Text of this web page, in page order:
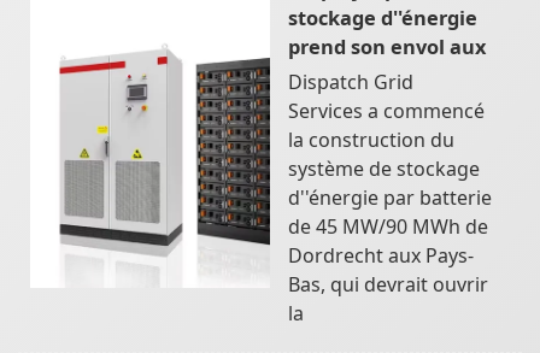
stockage d''énergie
prend son envol aux
Dispatch Grid
Services a commencé
la construction du
système de stockage
d''énergie par batterie
de 45 MW/90 MWh de
Dordrecht aux Pays-
Bas, qui devrait ouvrir
la